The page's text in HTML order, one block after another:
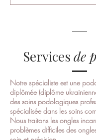
Services de
Notre spécialiste est une
diplômée (diplôme
des soins podologiques
spécialisée dans les soins
Nous traitons les ongles
problèmes difficiles des